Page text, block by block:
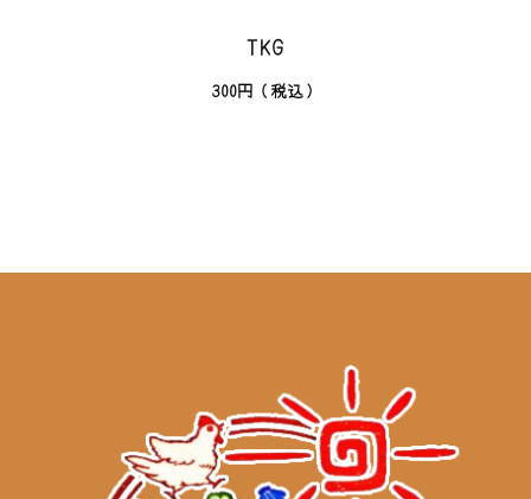
TKG
300円（税込）